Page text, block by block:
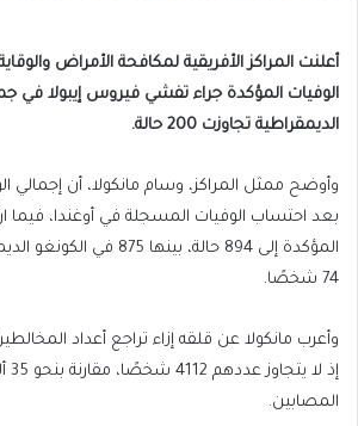
أعلنت المراكز الأفريقية لمكافحة الأمراض
الوفيات المؤكدة جراء تفشي فيروس إيبولا في
الديمقراطية تجاوزت 200 حالة.
بعد احتساب الوفيات المسجلة في أوغندا، فيما
المؤكدة إلى 894 حالة، بينها
74 شخصًا.
وأعرب مانكولا عن قلقه إزاء تراجع أعداد
المصابين.